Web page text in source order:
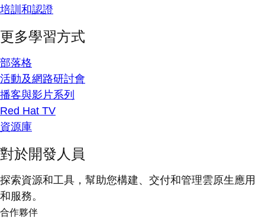
培訓和認證
更多學習方式
部落格
活動及網路研討會
播客與影片系列
Red Hat TV
資源庫
對於開發人員
探索資源和工具，幫助您構建、交付和管理雲原生應用
和服務。
合作夥伴